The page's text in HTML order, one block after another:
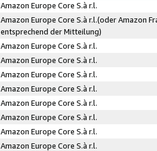
Amazon Europe Core S.à r.l.
Amazon Europe Core S.à r.l.(oder Amazon
entsprechend der Mitteilung)
Amazon Europe Core S.à r.l.
Amazon Europe Core S.à r.l.
Amazon Europe Core S.à r.l.
Amazon Europe Core S.à r.l.
Amazon Europe Core S.à r.l.
Amazon Europe Core S.à r.l.
Amazon Europe Core S.à r.l.
Amazon Europe Core S.à r.l.